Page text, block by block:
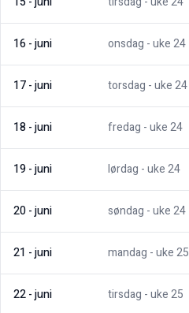
16-juni onsdag - uke24
17-juni torsdag - uke24
18-juni fredag - uke24
19-juni lørdag - uke24
20-juni søndag - uke24
21 -juni mandag - uke25
22-juni tirsdag - uke25